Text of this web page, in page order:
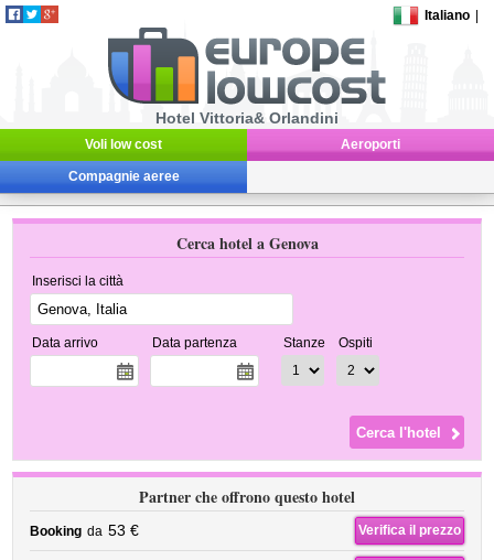
Italiano
Hotel Vittoria& Orlandini
Voli low cost Aeroporti
Compagnie aeree
Cerca hotel a Genova
Inserisci la città
Data arrivo Data partenza Stanze Ospiti
Partner che offrono questo hotel
Booking da 53 € Verifica il prezzo